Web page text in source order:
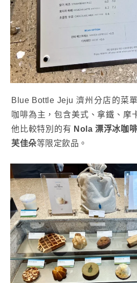
Blue Bottle Jeju 濟州分店的菜
咖啡為主，包含美式、拿鐵、摩
他比較特別的有 Nola 漂浮冰咖啡
芙佳朵等限定飲品。